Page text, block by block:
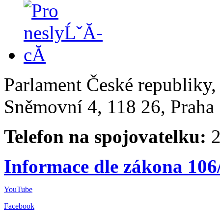
Parlament České
Sněmovní 4, 118 26,
Telefon na spojovatelku:
Informace dle zákona
YouTube
Facebook